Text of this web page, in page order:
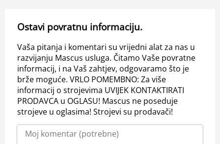
Ostavi povratnu informaciju.
Vaša pitanja i komentari su vrijedni alat za nas u
razvijanju Mascus usluga. Čitamo Vaše povratne
informacij, i na Vaš zahtjev, odgovaramo što je
brže moguće. VRLO POMEMBNO: Za više
informacij o strojevima UVIJEK KONTAKTIRATI
PRODAVCA u OGLASU! Mascus ne poseduje
strojeve u oglasima! Strojevi su prodavači!